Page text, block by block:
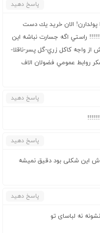
پاسخ دهید
پولدارن! الان خريد يك دست
راستي اگه جسارت نباشه اين
از واجه كاكل زري-گل پسر-ناقلا-
روابط عمومي فضولان الاف
پاسخ دهید
پاسخ دهید
این شکلی بود دقیق نمیشه
پاسخ دهید
نه لباسای تو